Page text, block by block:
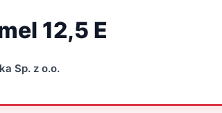
12,5 E
Sp. z o.o.